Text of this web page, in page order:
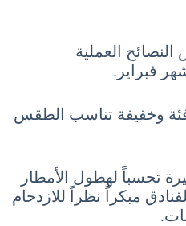
العملية
فبراير.
وخفيفة تناسب الطقس
تحسباً لهطول الأمطار
مبكراً نظراً للازدحام